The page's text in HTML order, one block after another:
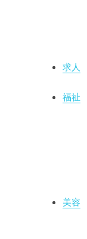
求人
福祉
美容